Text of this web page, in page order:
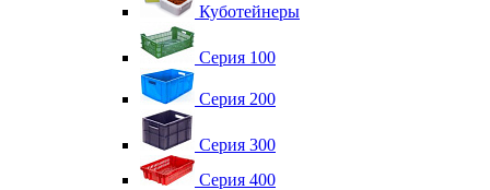
Куботейнеры
Серия 100
Серия 200
Серия 300
Серия 400